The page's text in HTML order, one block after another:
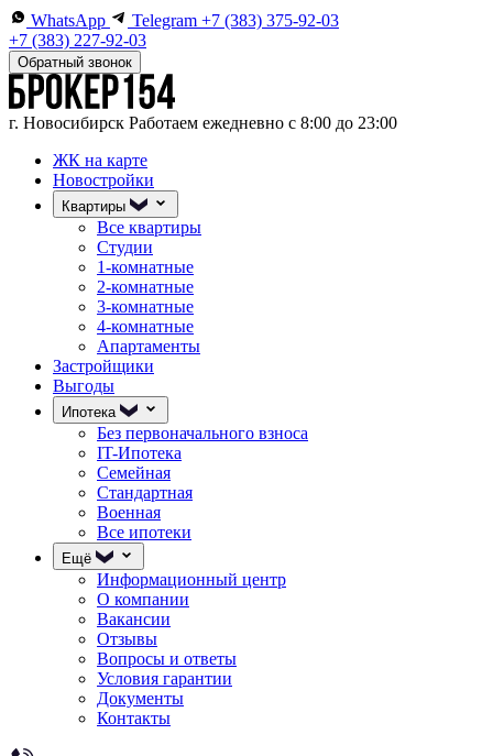
WhatsApp Telegram +7 (383) 375-92-03
+7 (383) 227-92-03
Обратный звонок
г. Новосибирск Работаем ежедневно с 8:00 до 23:00
ЖК на карте
Новостройки
Квартиры
Все квартиры
Студии
1-комнатные
2-комнатные
3-комнатные
4-комнатные
Апартаменты
Застройщики
Выгоды
Ипотека
Без первоначального взноса
IT-Ипотека
Семейная
Стандартная
Военная
Все ипотеки
Ещё
Информационный центр
О компании
Вакансии
Отзывы
Вопросы и ответы
Условия гарантии
Документы
Контакты